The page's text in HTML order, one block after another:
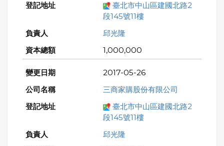
臺北市中山區建國北路2
段145號11樓
邱光隆
1,000,000
2017-05-26
三商家購股份有限公司
臺北市中山區建國北路2
段145號11樓
邱光隆